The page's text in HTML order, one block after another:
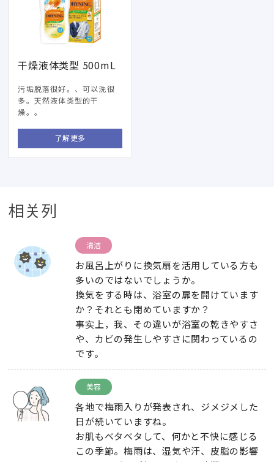
干燥液体类型 500mL
污垢脱落很好。、可以洗很
多。天然液体类型的干
燥。。
了解更多
相关列
清洁
お風呂上がりに換気扇を活用している方も
多いのではないでしょうか。
換気をする時は、浴室の扉を開けています
か？それとも閉めていますか？
事实上，我、 その違いが浴室の乾きやすさ
や、 カビの発生しやすさに関わっているの
です。
美容
各地で梅雨入りが発表され、 ジメジメした
日が続いていますね。
お肌もベタベタして、 何かと不快に感じる
この季節。梅雨は、湿気や汗、 皮脂の影響